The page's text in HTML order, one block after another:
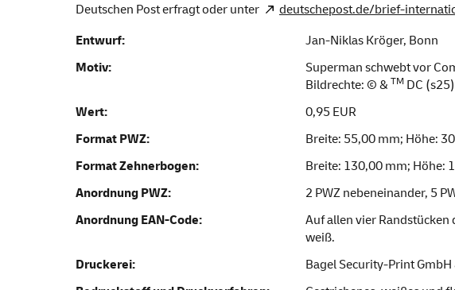
Deutschen Post erfragt oder unter
deutschepost.de/brief-
Entwurf:
Jan-Niklas Kröger, Bonn
Motiv:
Superman schwebt vor
Bildrechte: © & TMDC (s25)
Wert:
0,95 EUR
Format PWZ:
Breite: 55,00 mm; Höhe:
Format Zehnerbogen:
Breite: 130,00 mm; Höhe:
Anordnung PWZ:
2 PWZ nebeneinander, 5
Anordnung EAN-Code:
Auf allen vier
weiß.
Druckerei:
Bagel Security-Print